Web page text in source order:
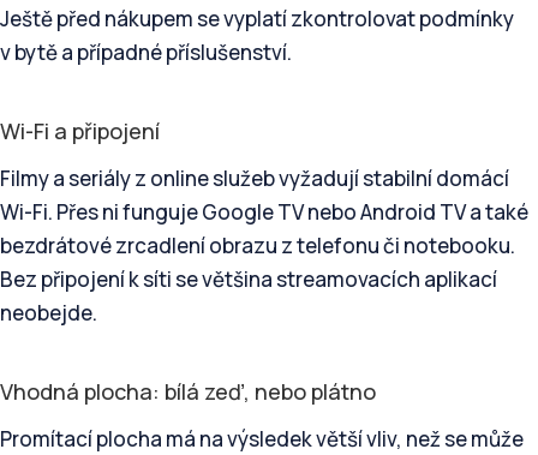
Ještě před nákupem se vyplatí zkontrolovat podmínky
v bytě a případné příslušenství.
Wi-Fi a připojení
Filmy a seriály z online služeb vyžadují stabilní domácí
Wi-Fi. Přes ni funguje Google TV nebo Android TV a také
bezdrátové zrcadlení obrazu z telefonu či notebooku.
Bez připojení k síti se většina streamovacích aplikací
neobejde.
Vhodná plocha: bílá zeď, nebo plátno
Promítací plocha má na výsledek větší vliv, než se může